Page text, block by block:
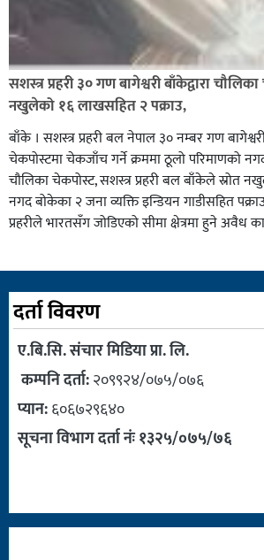
सशस्त्र प्रहरी ३० गण बागेश्वरी बाँकेद्वारा
नखुलेको १६ लाखसहित २ पक्राउ,
बाँके । सशस्त्र प्रहरी बल नेपाल ३० नम्बर गण
चेकपोस्टमा चेकजाँच गर्ने क्रममा ठूलो परिमाणको
चौलिका चेकपोस्ट, सशस्त्र प्रहरी बल बाँकेले स्रोत
नगद बोकेका २ जना व्यक्ति इन्डियन गाडीसहित
प्रहरीले भारतसँग जोडिएको सीमा क्षेत्रमा हुने अवैध
दर्ता विवरण
ए.बि.सि. संचार मिडिया प्रा. लि.
कम्पनि दर्ता:२०९९२४/०७५/०७६
प्यान:६०६७२९६४०
सूचना विभाग दर्ता नंः १३२५/०७५/७६